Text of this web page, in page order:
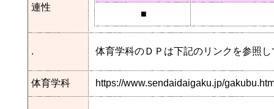
連性
■
. 体育学科のＤＰは下記のリンクを参照
体育学科 https://www.sendaidaigaku.jp/